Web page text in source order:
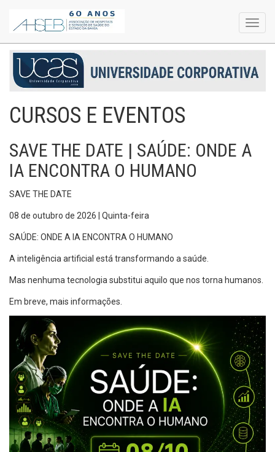
CURSOS E EVENTOS
SAVE THE DATE | SAÚDE: ONDE A
IA ENCONTRA O HUMANO
SAVE THE DATE
08 de outubro de 2026 | Quinta-feira
SAÚDE: ONDE A IA ENCONTRA O HUMANO
A inteligência artificial está transformando a saúde.
Mas nenhuma tecnologia substitui aquilo que nos torna humanos.
Em breve, mais informações.